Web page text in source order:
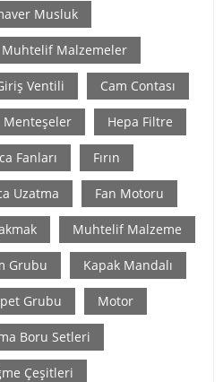
Musluk
Muhtelif Malzemeler
Ventili Cam Contası
Menteşeler Hepa Filtre
Fanları Fırın
Uzatma Fan Motoru
Muhtelif Malzeme
Grubu Kapak Mandalı
Grubu Motor
Boru Setleri
Çeşitleri